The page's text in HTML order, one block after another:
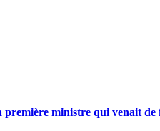
première ministre qui venait de